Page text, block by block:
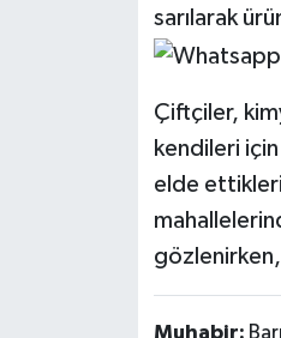
sarılarak
Çiftçiler,
kendileri
elde ettikleri
gözlenirken,
Muhabir: